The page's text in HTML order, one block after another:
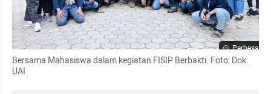
Perbesar
Bersama Mahasiswa dalam kegiatan FISIP Berbakti. Foto: Dok.
UAI